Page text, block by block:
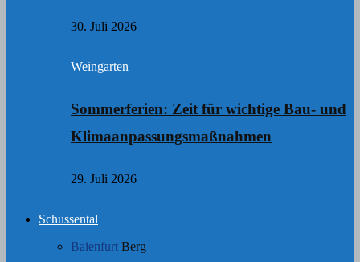
30. Juli 2026
Weingarten
Sommerferien: Zeit für wichtige Bau- und
Klimaanpassungsmaßnahmen
29. Juli 2026
Schussental
Baienfurt Berg